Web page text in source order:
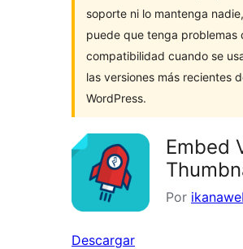
soporte ni lo mantenga
puede que tenga problemas
compatibilidad cuando se
las versiones más recientes
WordPress.
Embed
Por
Descargar